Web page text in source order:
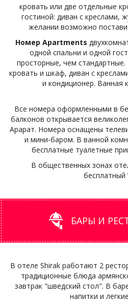
кровать или две отдельные
гостиной: диван с креслами,
желании возможно
Номер Apartments
одной спальни и одной
просторные, чем стандартные.
кровать и шкаф, диван с
и кондиционер. Ванная
Все номера оформленными в
балконов открывается
Арарат. Номера оснащены
и мини-баром. В ванной
бесплатные туалетные
В общественных зонах
бесплатный
БАРЫ И
В отеле Shirak работают 2
традиционные блюда
завтрак "шведский стол". В
напитки и